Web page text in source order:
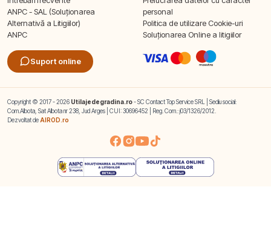
ANPC - SAL (Soluționarea
Alternativă a Litigiilor)
ANPC
Suport online
personal
Politica de utilizare Cookie-uri
Soluționarea Online a litigiilor
Copyright © 2017 - 2026 Utilajedegradina.ro- SC Contact Top Service SRL | Sediu social:
Com.Albota, Sat Albota nr 238, Jud Arges | CUI: 30696452 | Reg. Com.: j03/1326/2012.
Dezvoltat de AIROD.ro